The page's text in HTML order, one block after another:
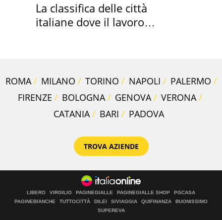
La classifica delle città
italiane dove il lavoro
ROMA MILANO TORINO NAPOLI
PALERMO
FIRENZE
BOLOGNA GENOVA
VERONA
CATANIA
BARI PADOVA
TROVA AZIENDE
LIBERO VIRGILIO PAGINEGIALLE PAGINEGIALLE SHOP
PGCASA
PAGINEBIANCHE
TUTTOCITTÀ DILEI SIVIAGGIA QUIFINANZA
BUONISSIMO
SUPEREVA